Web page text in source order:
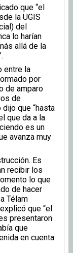
que “el
la UGIS
del
lo harían
allá de la
entre la
por
de amparo
de
que “hasta
que da a la
es un
avanza muy
Es
recibir los
lo que
de hacer
Télam
que “el
presentaron
que
en cuenta